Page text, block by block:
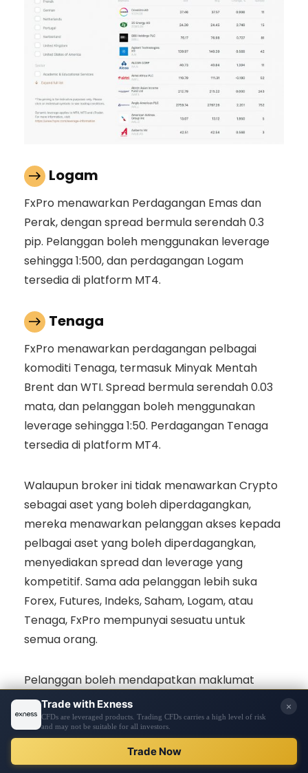
Logam
FxPro menawarkan Perdagangan Emas dan
Perak, dengan spread bermula serendah 0.3
pip. Pelanggan boleh menggunakan leverage
sehingga 1:500, dan perdagangan Logam
tersedia di platform MT4.
Tenaga
FxPro menawarkan perdagangan pelbagai
komoditi Tenaga, termasuk Minyak Mentah
Brent dan WTI. Spread bermula serendah 0.03
mata, dan pelanggan boleh menggunakan
leverage sehingga 1:50. Perdagangan Tenaga
tersedia di platform MT4.
Walaupun broker ini tidak menawarkan Crypto
sebagai aset yang boleh diperdagangkan,
mereka menawarkan pelanggan akses kepada
pelbagai aset yang boleh diperdagangkan,
menyediakan spread dan leverage yang
kompetitif. Sama ada pelanggan lebih suka
Forex, Futures, Indeks, Saham, Logam, atau
Tenaga, FxPro mempunyai sesuatu untuk
semua orang.
Pelanggan boleh mendapatkan maklumat
terperinci mengenai aset yang boleh
diperdagangkan oleh FxPro dengan melawat
laman web broker, dan mereka boleh mula
berdagang di pelbagai platform, termasuk
DAFTAR